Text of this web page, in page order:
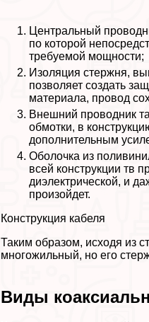
Центральный
по которой
требуемой мощности;
Изоляция стержня,
позволяет создать
материала, провод
Внешний проводник
обмотки, в
дополнительным
Оболочка из
всей конструкции тв
диэлектрической, и
произойдет.
Конструкция кабеля
Таким образом, исходя из
многожильный, но его
Виды